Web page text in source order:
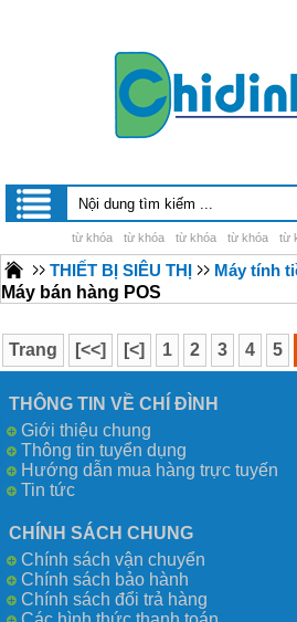
từ khóa từ khóa từ khóa từ khóa từ
THIẾT BỊ SIÊU THỊ
Máy tính
Máy bán hàng POS
Trang [<<] [<] 1 2 3 4 5
THÔNG TIN VỀ CHÍ ĐÌNH
Giới thiệu chung
Thông tin tuyển dụng
Hướng dẫn mua hàng trực tuyến
Tin tức
CHÍNH SÁCH CHUNG
Chính sách vận chuyển
Chính sách bảo hành
Chính sách đổi trả hàng